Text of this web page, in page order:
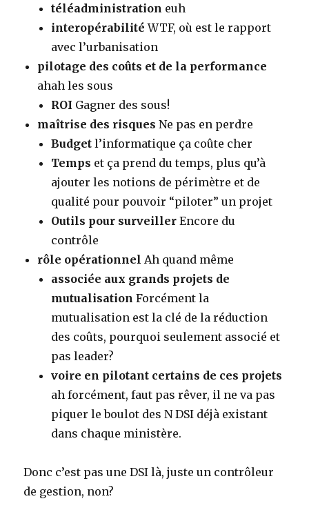
téléadministration euh
interopérabilité WTF, où est le rapport
avec l’urbanisation
pilotage des coûts et de la performance
ahah les sous
ROI Gagner des sous!
maîtrise des risques Ne pas en perdre
Budget l’informatique ça coûte cher
Temps et ça prend du temps, plus qu’à
ajouter les notions de périmètre et de
qualité pour pouvoir “piloter” un projet
Outils pour surveiller Encore du
contrôle
rôle opérationnel Ah quand même
associée aux grands projets de
mutualisation Forcément la
mutualisation est la clé de la réduction
des coûts, pourquoi seulement associé et
pas leader?
voire en pilotant certains de ces projets
ah forcément, faut pas rêver, il ne va pas
piquer le boulot des N DSI déjà existant
dans chaque ministère.
Donc c’est pas une DSI là, juste un contrôleur
de gestion, non?